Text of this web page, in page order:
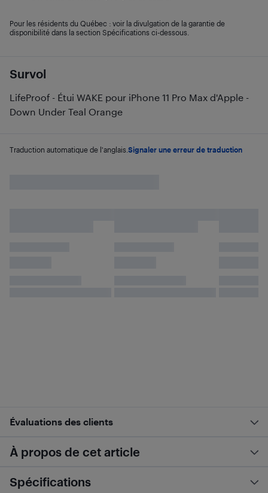
Survol
LifeProof - Étui WAKE pour iPhone 11 Pro Max d'Apple -
Down Under Teal Orange
Traduction automatique de l'anglais. Signaler une erreur de traduction
Pour les résidents du Québec : voir la divulgation de la garantie de
disponibilité dans la section Spécifications ci-dessous.
Évaluations des clients
À propos de cet article
Spécifications